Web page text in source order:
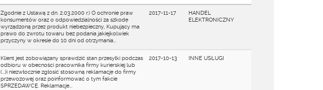
Zgodnie z Ustawą z dn. 2.03.2000 r.) O ochronie praw
konsumentów oraz o odpowiedzialności za szkodę
wyrządzoną przez produkt niebezpieczny, Kupujący ma
prawo do zwrotu towaru bez podania jakiejkolwiek
przyczyny w okresie do 10 dni od otrzymania...
2017-11-17
HANDEL
ELEKTRONICZNY
Klient jest zobowiązany sprawdzić stan przesyłki podczas
odbioru w obecności pracownika firmy kurierskiej lub
(...)i niezwłocznie zgłosić stosowną reklamację do firmy
przewozowej oraz poinformować o tym fakcie
SPRZEDAWCĘ. Reklamacje...
2017-10-13 INNE USŁUGI